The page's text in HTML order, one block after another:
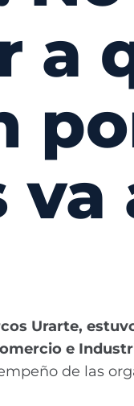
a
va
Urarte,
e
de las